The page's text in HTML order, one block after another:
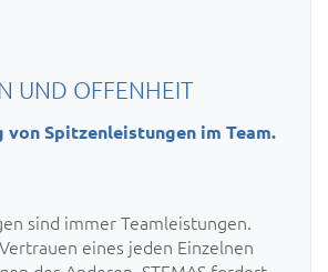
UND OFFENHEIT
von Spitzenleistungen im Team.
sind immer Teamleistungen.
eines jeden Einzelnen